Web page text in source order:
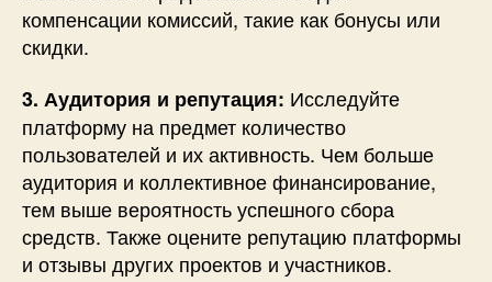
компенсации комиссий, такие как бонусы или
скидки.
3. Аудитория и репутация: Исследуйте
платформу на предмет количество
пользователей и их активность. Чем больше
аудитория и коллективное финансирование,
тем выше вероятность успешного сбора
средств. Также оцените репутацию платформы
и отзывы других проектов и участников.